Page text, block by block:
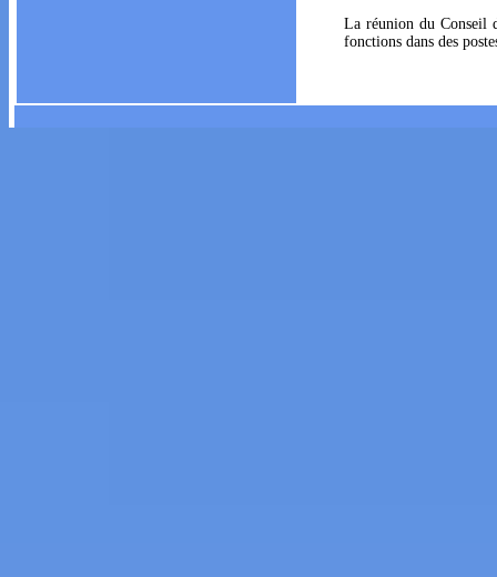
La réunion du Conseil
fonctions dans des